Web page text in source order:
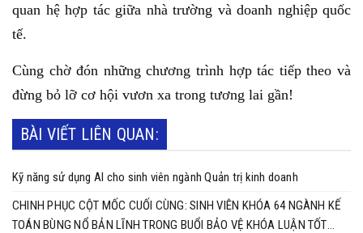
quan hệ hợp tác giữa nhà trường và doanh nghiệp quốc
tế.
Cùng chờ đón những chương trình hợp tác tiếp theo và
đừng bỏ lỡ cơ hội vươn xa trong tương lai gần!
BÀI VIẾT LIÊN QUAN:
Kỹ năng sử dụng AI cho sinh viên ngành Quản trị kinh doanh
CHINH PHỤC CỘT MỐC CUỐI CÙNG: SINH VIÊN KHÓA 64 NGÀNH KẾ
TOÁN BÙNG NỔ BẢN LĨNH TRONG BUỔI BẢO VỆ KHÓA LUẬN TỐT